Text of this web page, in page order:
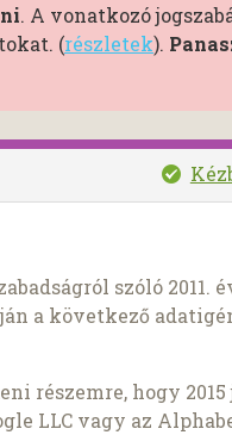
. A vonatkozó
(részletek).
szóló 2011.
a következő
részemre, hogy 2015
LLC vagy az